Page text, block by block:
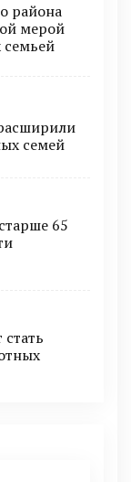
района
мерой
семей
65